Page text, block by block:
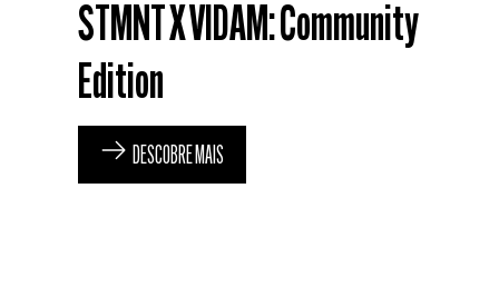
STMNT X VIDAM: Community
Edition
DESCOBRE MAIS